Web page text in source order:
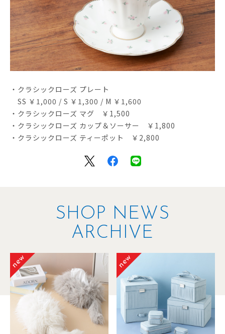
・クラシックローズ プレート
SS ￥1,000 / S ￥1,300 / M ￥1,600
・クラシックローズ マグ ￥1,500
・クラシックローズ カップ＆ソーサー ￥1,800
・クラシックローズ ティーポット ￥2,800
SHOP NEWS
ARCHIVE